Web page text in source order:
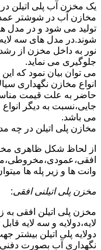
یک مخزن آب پلی اتیلن در
مخازن آب در شوشتر
تولید می شود و در مدل
شوند.در مدل های سه
نور به داخل مخزن از
جلوگیری می نماید.
می توان بیان نمود که
انواع مخازن نگهداری
حاضر به علت قیمت
جایی،نسبت به دیگر
می باشد.
مخازن پلی اتیلن در چه
از لحاظ شکل ظاهری
وانت ها و زیر پله ها
مخزن پلی اتیلنی افقی:
مخزن پلی اتیلن افقی به
لایه،دولایه و سه لایه
دولایه پلی اتیلن بیشتر
نگهداری آب بصورت دفنی